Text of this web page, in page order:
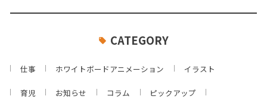
CATEGORY
仕事 ホワイトボードアニメーション イラスト
育児 お知らせ コラム ピックアップ